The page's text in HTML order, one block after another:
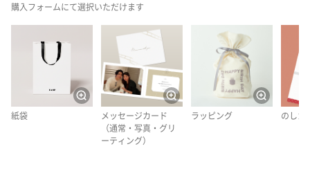
購入フォームにて選択いただけます
紙袋
メッセージカード
（通常・写真・グリ
ーティング）
ラッピング のしカ